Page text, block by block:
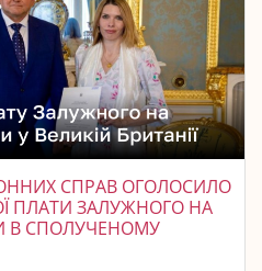
СПРАВ ОГОЛОСИЛО
ПЛАТИ ЗАЛУЖНОГО НА
В СПОЛУЧЕНОМУ